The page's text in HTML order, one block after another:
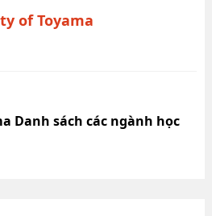
of Toyama
Danh sách các ngành học